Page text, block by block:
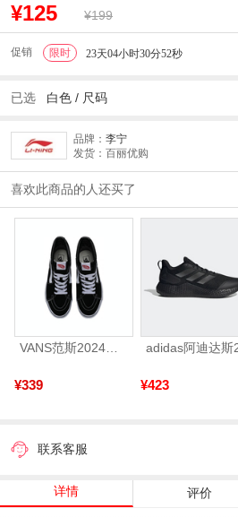
¥125 ¥199
促销 限时 23天04小时30分52秒
已选 白色 / 尺码
品牌： 李宁
发货：百丽优购
喜欢此商品的人还买了
VANS范斯2024中性SK8-HiCL帆布鞋/硫化鞋VN000D5IB8C
¥339 ¥423
联系客服
详情 评价